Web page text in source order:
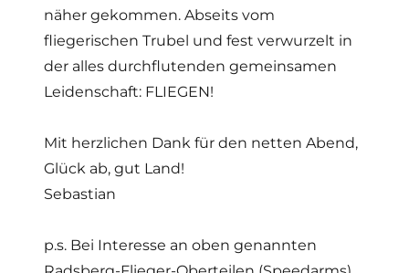
näher gekommen. Abseits vom
fliegerischen Trubel und fest verwurzelt in
der alles durchflutenden gemeinsamen
Leidenschaft: FLIEGEN!
Mit herzlichen Dank für den netten Abend,
Glück ab, gut Land!
Sebastian
p.s. Bei Interesse an oben genannten